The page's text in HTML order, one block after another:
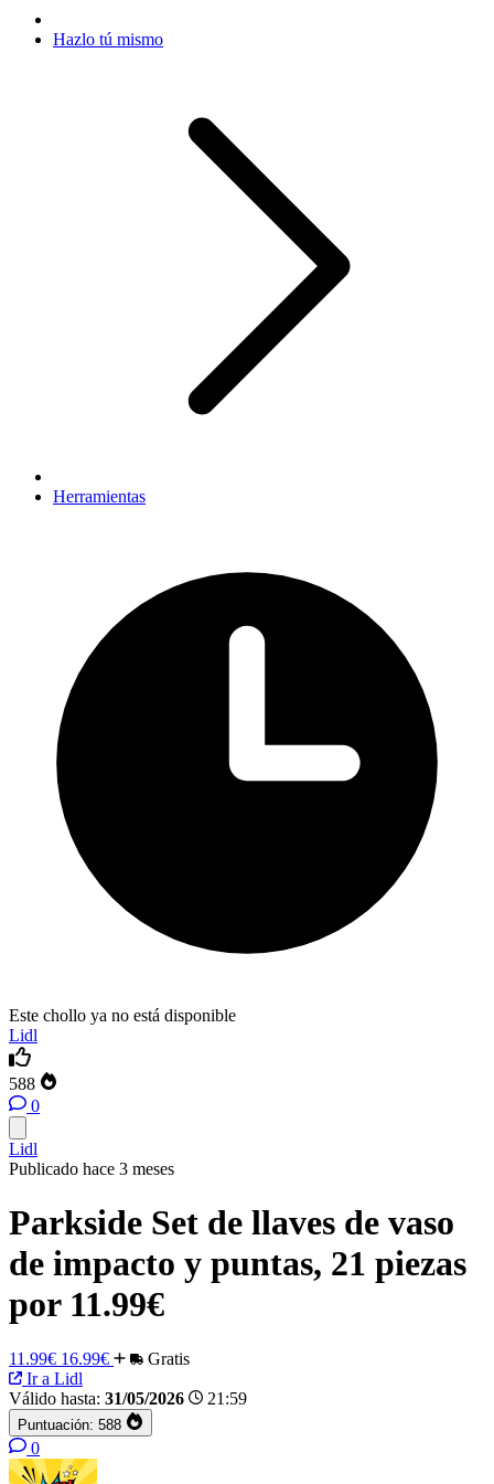
Hazlo tú mismo
Herramientas
Este chollo ya no está disponible
Lidl
588
0
Lidl
Publicado hace 3 meses
Parkside Set de llaves de vaso
de impacto y puntas, 21 piezas
por 11.99€
11.99€ 16.99€
Gratis
Ir a Lidl
Válido hasta: 31/05/2026 21:59
Puntuación: 588
0